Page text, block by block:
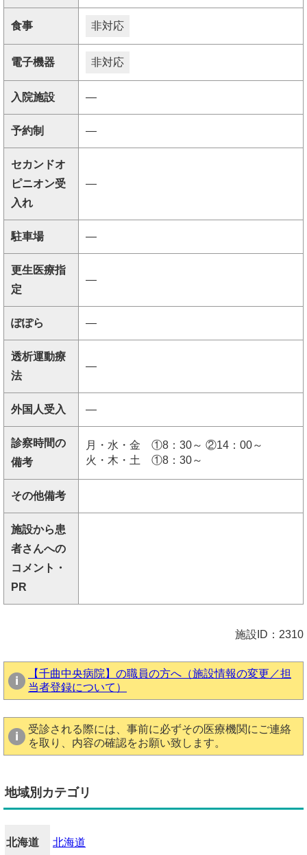
食事 非対応
電子機器 非対応
入院施設 ―
予約制 ―
セカンドオ
ピニオン受
入れ
―
駐車場 ―
更生医療指
定
―
ぽぽら ―
透析運動療
法
―
外国人受入 ―
診察時間の
備考
月・水・金 ①8：30～ ②14：00～
火・木・土 ①8：30～
その他備考
施設から患
者さんへの
コメント・
PR
施設ID：2310
【千曲中央病院】の職員の方へ（施設情報の変更／担
当者登録について）
受診される際には、事前に必ずその医療機関にご連絡
を取り、内容の確認をお願い致します。
地域別カテゴリ
北海道 北海道